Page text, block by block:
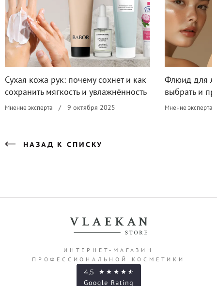
Сухая кожа рук: почему сохнет и как
сохранить мягкость и увлажнённость
Мнение эксперта / 9 октября 2025
Флюид для
выбрать и
Мнение эксперта
НАЗАД К СПИСКУ
ИНТЕРНЕТ-МАГАЗИН
ПРОФЕССИОНАЛЬНОЙ КОСМЕТИКИ